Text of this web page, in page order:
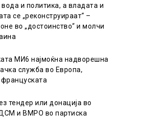
вода и политика, а владата и
се „реконструираат“ –
во „достоинство“ и молчи
МИ6 најмоќна надворешна
служба во Европа,
тендер или донација во
и ВМРО во партиска